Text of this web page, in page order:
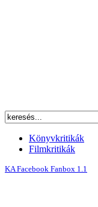
Könyvkritikák
Filmkritikák
KA Facebook Fanbox 1.1